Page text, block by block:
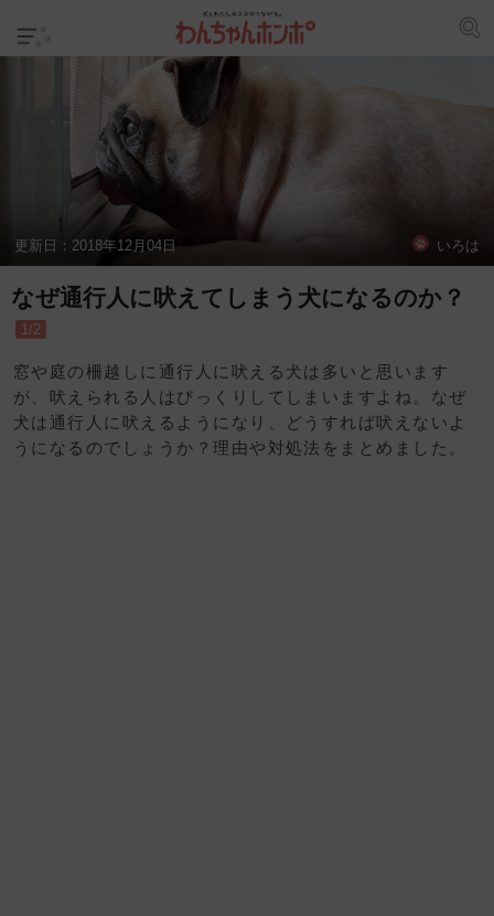
更新日： 2018年12月04日 いろは
なぜ通行人に吠えてしまう犬になるのか？
1/2
窓や庭の柵越しに通行人に吠える犬は多いと思います
が、吠えられる人はびっくりしてしまいますよね。なぜ
犬は通行人に吠えるようになり、どうすれば吠えないよ
うになるのでしょうか？理由や対処法をまとめました。